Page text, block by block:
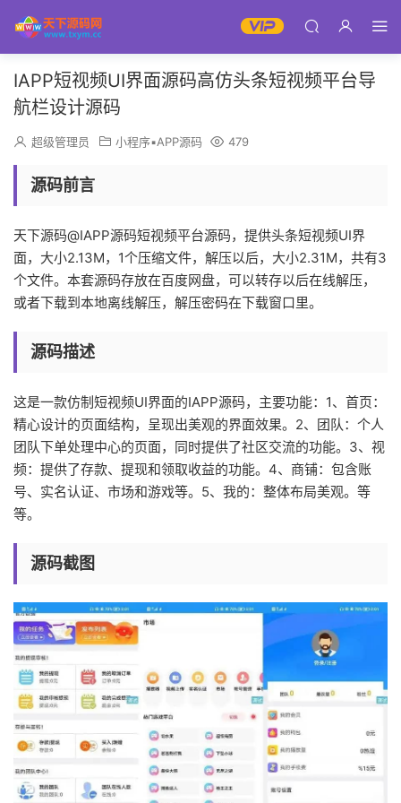
IAPP短视频UI界面源码高仿头条短视频平台导
航栏设计源码
超级管理员 小程序▪APP源码 479
源码前言
天下源码@IAPP源码短视频平台源码，提供头条短视频UI界
面，大小2.13M，1个压缩文件，解压以后，大小2.31M，共有3
个文件。本套源码存放在百度网盘，可以转存以后在线解压，
或者下载到本地离线解压，解压密码在下载窗口里。
源码描述
这是一款仿制短视频UI界面的IAPP源码，主要功能：1、首页：
精心设计的页面结构，呈现出美观的界面效果。2、团队：个人
团队下单处理中心的页面，同时提供了社区交流的功能。3、视
频：提供了存款、提现和领取收益的功能。4、商铺：包含账
号、实名认证、市场和游戏等。5、我的：整体布局美观。等
等。
源码截图